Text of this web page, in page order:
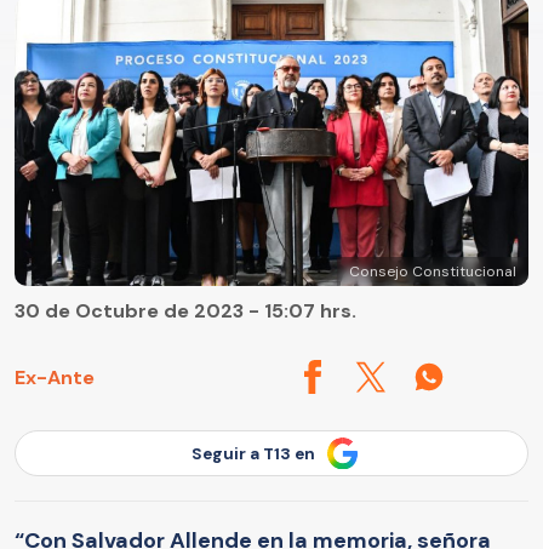
Consejo Constitucional
Ex-Ante
30 de Octubre de 2023 - 15:07 hrs.
Seguir a T13 en
“Con Salvador Allende en la memoria, señora